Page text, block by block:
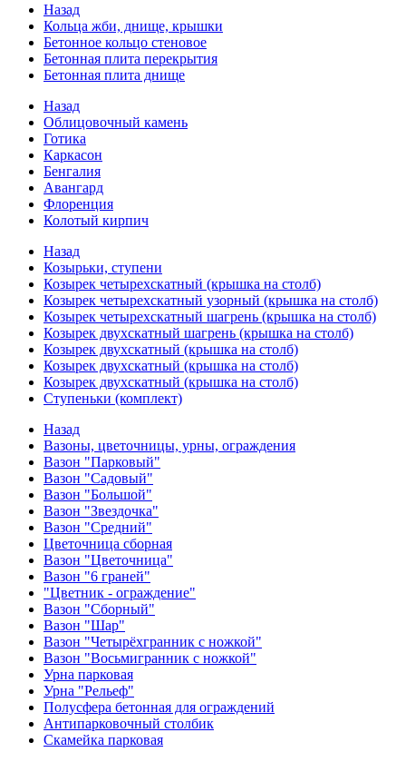
Назад
Кольца жби, днище, крышки
Бетонное кольцо стеновое
Бетонная плита перекрытия
Бетонная плита днище
Назад
Облицовочный камень
Готика
Каркасон
Бенгалия
Авангард
Флоренция
Колотый кирпич
Назад
Козырьки, ступени
Козырек четырехскатный (крышка на столб)
Козырек четырехскатный узорный (крышка на столб)
Козырек четырехскатный шагрень (крышка на столб)
Козырек двухскатный шагрень (крышка на столб)
Козырек двухскатный (крышка на столб)
Козырек двухскатный (крышка на столб)
Козырек двухскатный (крышка на столб)
Ступеньки (комплект)
Назад
Вазоны, цветочницы, урны, ограждения
Вазон "Парковый"
Вазон "Садовый"
Вазон "Большой"
Вазон "Звездочка"
Вазон "Средний"
Цветочница сборная
Вазон "Цветочница"
Вазон "6 граней"
"Цветник - ограждение"
Вазон "Сборный"
Вазон "Шар"
Вазон "Четырёхгранник с ножкой"
Вазон "Восьмигранник с ножкой"
Урна парковая
Урна "Рельеф"
Полусфера бетонная для ограждений
Антипарковочный столбик
Скамейка парковая